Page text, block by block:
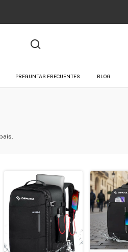
PREGUNTAS FRECUENTES BLOG